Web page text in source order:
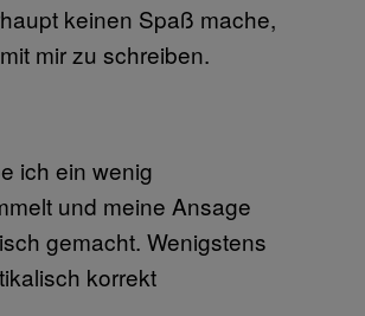
keinen Spaß mache,
mir zu schreiben.
ich ein wenig
und meine Ansage
gemacht. Wenigstens
korrekt